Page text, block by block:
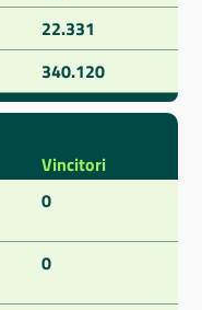
22.331
340.120
Vincitori
0
0